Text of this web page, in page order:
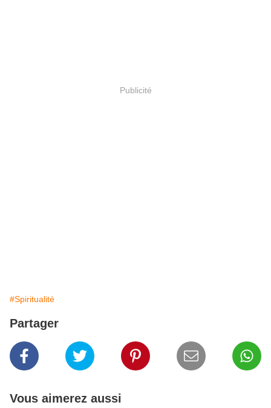
Publicité
#Spiritualité
Partager
Vous aimerez aussi